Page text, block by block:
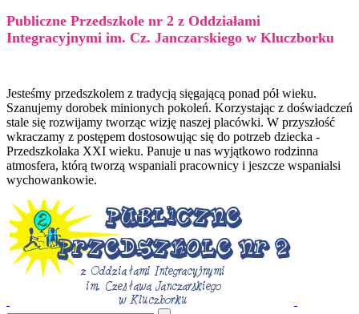
Publiczne Przedszkole nr 2 z Oddziałami
Integracyjnymi im. Cz. Janczarskiego w Kluczborku
Jesteśmy przedszkolem z tradycją sięgającą ponad pół wieku.
Szanujemy dorobek minionych pokoleń. Korzystając z doświadczeń
stale się rozwijamy tworząc wizję naszej placówki. W przyszłość
wkraczamy z postępem dostosowując się do potrzeb dziecka -
Przedszkolaka XXI wieku. Panuje u nas wyjątkowo rodzinna
atmosfera, którą tworzą wspaniali pracownicy i jeszcze wspanialsi
wychowankowie.